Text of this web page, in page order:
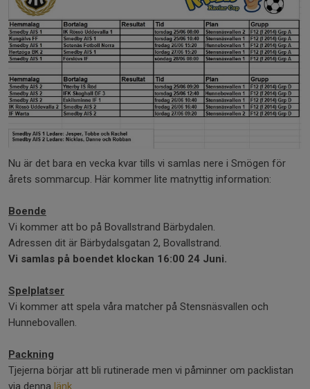
Nu är det bara en vecka kvar tills vi samlas nere i Smögen för
årets sommarcup. Här kommer lite matnyttig information:
Boende
Vi kommer att bo på Bovallstrand Bärbydalen.
Adressen dit är Bärbydalsgatan 2, Bovallstrand.
Vi samlas på boendet klockan 16:00 24 Juni.
Spelplatser
Vi kommer att spela våra matcher på Stensnäsvallen och
Hunnebovallen.
Packning
Tjejerna börjar att bli rutinerade men vi påminner om packlistan
via denna länk